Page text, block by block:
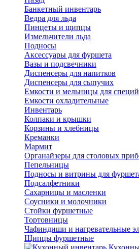
Банкетный инвентарь
Ведра для льда
Пинцеты и щипцы
Измельчители льда
Подносы
Аксессуары для фуршета
Вазы и подсвечники
Диспенсеры для напитков
Диспенсеры для сыпучих
Емкости и мельницы для специй
Емкости охладительные
Инвентарь
Колпаки и крышки
Корзины и хлебницы
Креманки
Мармит
Органайзеры для столовых
Пепельницы
Подносы и витрины для
Подсалфетники
Сахарницы и масленки
Соусники и молочники
Стойки фуршетные
Тортовницы
Чафиндиши и нагревательные
Щипцы фуршетные